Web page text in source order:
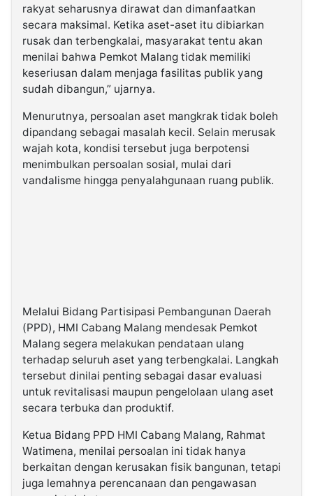
rakyat seharusnya dirawat dan dimanfaatkan
secara maksimal. Ketika aset-aset itu dibiarkan
rusak dan terbengkalai, masyarakat tentu akan
menilai bahwa Pemkot Malang tidak memiliki
keseriusan dalam menjaga fasilitas publik yang
sudah dibangun,” ujarnya.
Menurutnya, persoalan aset mangkrak tidak boleh
dipandang sebagai masalah kecil. Selain merusak
wajah kota, kondisi tersebut juga berpotensi
menimbulkan persoalan sosial, mulai dari
vandalisme hingga penyalahgunaan ruang publik.
Melalui Bidang Partisipasi Pembangunan Daerah
(PPD), HMI Cabang Malang mendesak Pemkot
Malang segera melakukan pendataan ulang
terhadap seluruh aset yang terbengkalai. Langkah
tersebut dinilai penting sebagai dasar evaluasi
untuk revitalisasi maupun pengelolaan ulang aset
secara terbuka dan produktif.
Ketua Bidang PPD HMI Cabang Malang, Rahmat
Watimena, menilai persoalan ini tidak hanya
berkaitan dengan kerusakan fisik bangunan, tetapi
juga lemahnya perencanaan dan pengawasan